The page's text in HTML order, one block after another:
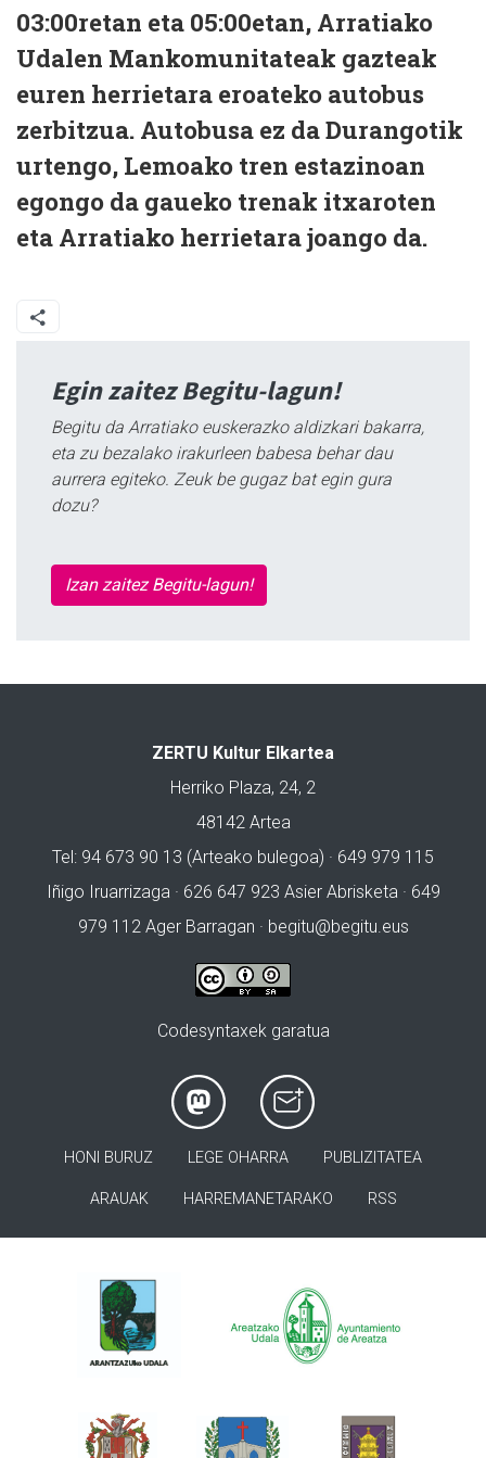
03:00retan eta 05:00etan, Arratiako
Udalen Mankomunitateak gazteak
euren herrietara eroateko autobus
zerbitzua. Autobusa ez da Durangotik
urtengo, Lemoako tren estazinoan
egongo da gaueko trenak itxaroten
eta Arratiako herrietara joango da.
Egin zaitez Begitu-lagun!
Begitu da Arratiako euskerazko aldizkari bakarra,
eta zu bezalako irakurleen babesa behar dau
aurrera egiteko. Zeuk be gugaz bat egin gura
dozu?
Izan zaitez Begitu-lagun!
ZERTU Kultur Elkartea
Herriko Plaza, 24, 2
48142 Artea
Tel: 94 673 90 13 (Arteako bulegoa) · 649 979 115
Iñigo Iruarrizaga · 626 647 923 Asier Abrisketa · 649
979 112 Ager Barragan · begitu@begitu.eus
Codesyntaxek garatua
HONI BURUZ LEGE OHARRA PUBLIZITATEA
ARAUAK HARREMANETARAKO RSS